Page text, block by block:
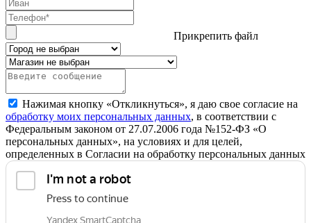
Прикрепить файл
Нажимая кнопку «Откликнуться», я даю свое согласие на
обработку моих персональных данных, в соответствии с
Федеральным законом от 27.07.2006 года №152-ФЗ «О
персональных данных», на условиях и для целей,
определенных в Согласии на обработку персональных данных